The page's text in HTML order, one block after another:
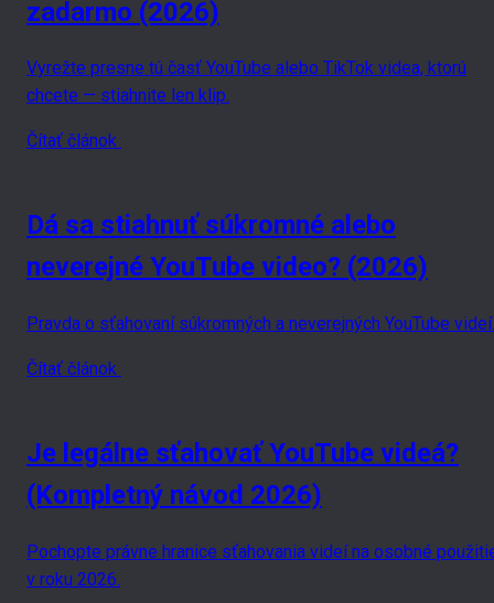
zadarmo (2026)
Vyrežte presne tú časť YouTube alebo TikTok videa, ktorú
chcete — stiahnite len klip.
Čítať článok
Dá sa stiahnuť súkromné alebo
neverejné YouTube video? (2026)
Pravda o sťahovaní súkromných a neverejných YouTube videí.
Čítať článok
Je legálne sťahovať YouTube videá?
(Kompletný návod 2026)
Pochopte právne hranice sťahovania videí na osobné
v roku 2026.